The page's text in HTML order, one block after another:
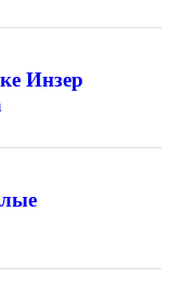
Инзер